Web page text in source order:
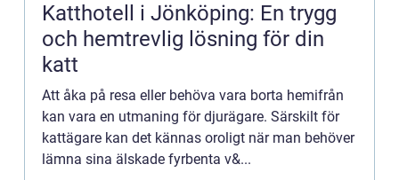
Katthotell i Jönköping: En trygg
och hemtrevlig lösning för din
katt
Att åka på resa eller behöva vara borta hemifrån
kan vara en utmaning för djurägare. Särskilt för
kattägare kan det kännas oroligt när man behöver
lämna sina älskade fyrbenta v&...